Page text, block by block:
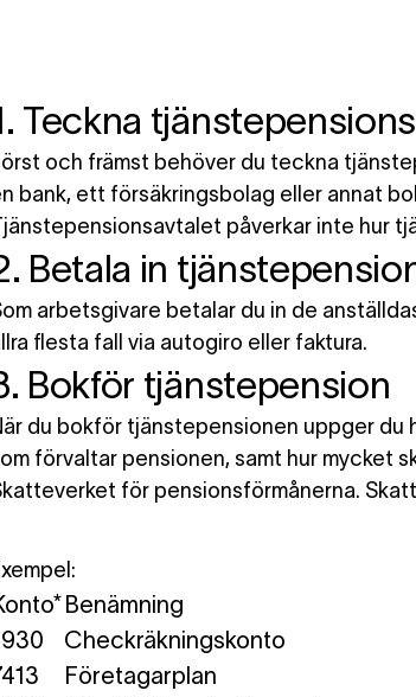
Teckna
och främst behöver du teckna
bank, ett försäkringsbolag eller annat
påverkar inte hur
Betala in
arbetsgivare betalar du in de
flesta fall via autogiro eller faktura.
Bokför tjänstepension
du bokför tjänstepensionen uppger du
förvaltar pensionen, samt hur mycket
för pensionsförmånerna.
Benämning
Checkräkningskonto
Företagarplan